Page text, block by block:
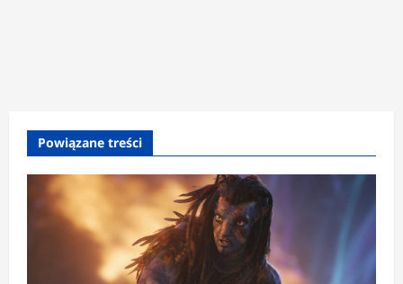
Powiązane treści